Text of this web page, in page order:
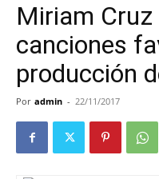
Miriam
canciones
producción
Por admin - 22/11/2017